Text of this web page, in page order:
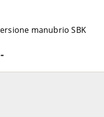
manubrio SBK